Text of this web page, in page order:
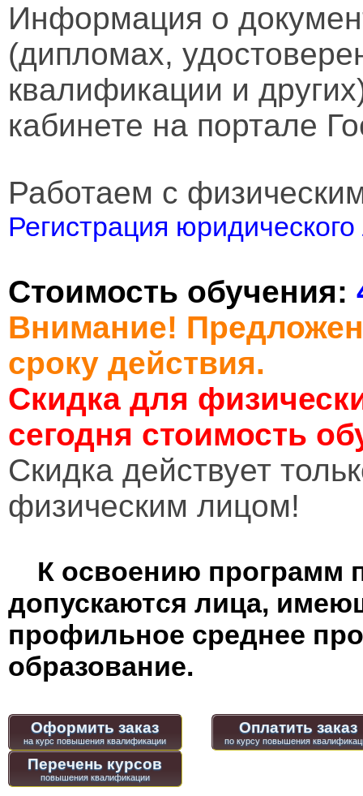
Информация о
(дипломах,
квалификации и
кабинете на портале
Работаем с
Регистрация
Стоимость обучения:
Внимание!
сроку действия.
Скидка для
сегодня стоимость
Cкидка действует
физическим лицом!
К освоению программ
допускаются лица,
профильное среднее
образование.
Оформить заказ Оплатить заказ
Перечень курсов
повышения квалификации